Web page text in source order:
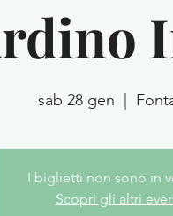
sab 28 gen
I biglietti non sono in
Scopri gli altri